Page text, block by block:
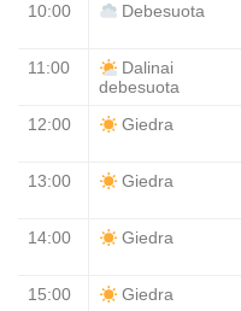
10:00 Debesuota
11:00
Dalinai
debesuota
12:00 Giedra
13:00 Giedra
14:00 Giedra
15:00 Giedra